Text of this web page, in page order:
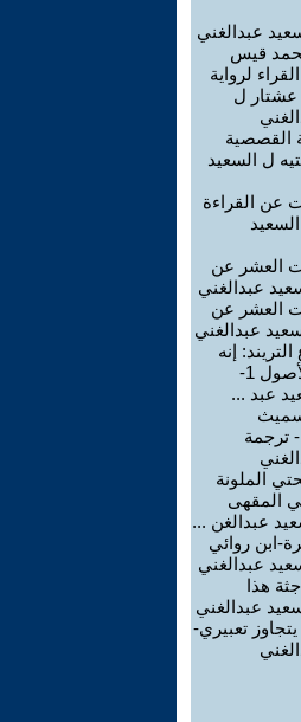
عبدالغني
قيس
لرواية
عشتار ل
القصصية
ل السعيد
عن القراءة
العشر عن
عبدالغني
العشر عن
عبدالغني
التريند: إنه
الطبيعة والأصول 1-
عبد ...
ترجمة
الملونة
المقهى
عبدالغن ...
ابن روائي
عبدالغني
هذا
عبدالغني
تعبيري-